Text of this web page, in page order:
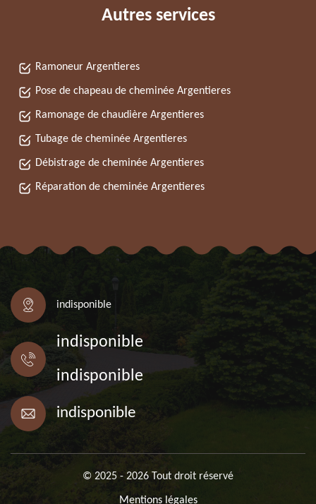
Autres services
Ramoneur Argentieres
Pose de chapeau de cheminée Argentieres
Ramonage de chaudière Argentieres
Tubage de cheminée Argentieres
Débistrage de cheminée Argentieres
Réparation de cheminée Argentieres
indisponible
indisponible
indisponible
indisponible
© 2025 - 2026 Tout droit réservé
Mentions légales